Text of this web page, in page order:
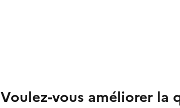
Voulez-vous améliorer la